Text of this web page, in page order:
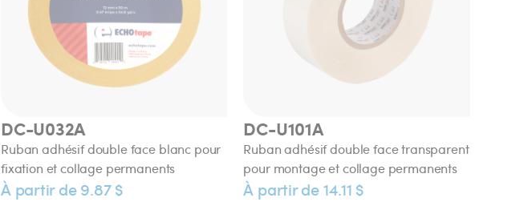
DC-U032A
Ruban adhésif double face blanc pour
fixation et collage permanents
À partir de 9.87 $
DC-U101A
Ruban adhésif double face transparent
pour montage et collage permanents
À partir de 14.11 $